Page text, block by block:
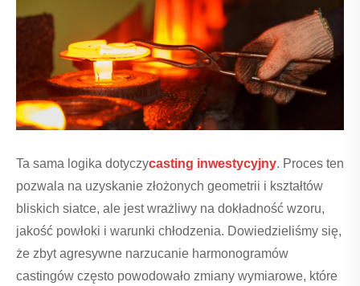
Ta sama logika dotyczycasting inwestycyjny. Proces ten
pozwala na uzyskanie złożonych geometrii i kształtów
bliskich siatce, ale jest wrażliwy na dokładność wzoru,
jakość powłoki i warunki chłodzenia. Dowiedzieliśmy się,
że zbyt agresywne narzucanie harmonogramów
castingów często powodowało zmiany wymiarowe, które